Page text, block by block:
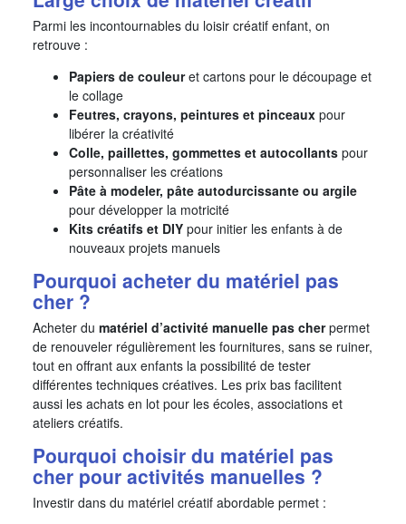
Parmi les incontournables du loisir créatif enfant, on
retrouve :
Papiers de couleuret cartons pour le découpage et
le collage
Feutres, crayons, peintures et pinceaux pour
libérer la créativité
Colle, paillettes, gommettes et autocollants pour
personnaliser les créations
Pâte à modeler, pâte autodurcissante ou argile
pour développer la motricité
Kits créatifs et DIY pour initier les enfants à de
nouveaux projets manuels
Pourquoi acheter du matériel pas
cher ?
Acheter du matériel d’activité manuelle pas cherpermet
de renouveler régulièrement les fournitures, sans se ruiner,
tout en offrant aux enfants la possibilité de tester
différentes techniques créatives. Les prix bas facilitent
aussi les achats en lot pour les écoles, associations et
ateliers créatifs.
Pourquoi choisir du matériel pas
cher pour activités manuelles ?
Investir dans du matériel créatif abordable permet :